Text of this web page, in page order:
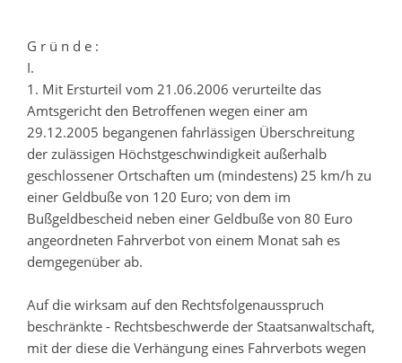
G r ü n d e :
I.
1. Mit Ersturteil vom 21.06.2006 verurteilte das
Amtsgericht den Betroffenen wegen einer am
29.12.2005 begangenen fahrlässigen Überschreitung
der zulässigen Höchstgeschwindigkeit außerhalb
geschlossener Ortschaften um (mindestens) 25 km/h zu
einer Geldbuße von 120 Euro; von dem im
Bußgeldbescheid neben einer Geldbuße von 80 Euro
angeordneten Fahrverbot von einem Monat sah es
demgegenüber ab.
Auf die wirksam auf den Rechtsfolgenausspruch
beschränkte - Rechtsbeschwerde der Staatsanwaltschaft,
mit der diese die Verhängung eines Fahrverbots wegen